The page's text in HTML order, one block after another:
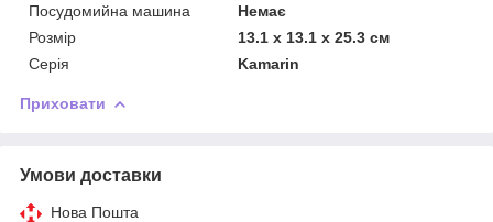
Посудомийна машина
Немає
Розмір
13.1 х 13.1 х 25.3 см
Серія
Kamarin
Приховати
Умови доставки
Нова Пошта